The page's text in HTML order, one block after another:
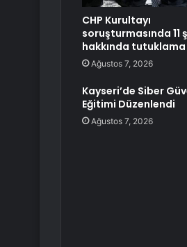
CHP Kurultayı
soruşturmasında 11
hakkında
Ağustos 7, 2026
Kayseri’de Siber
Eğitimi Düzenlendi
Ağustos 7, 2026